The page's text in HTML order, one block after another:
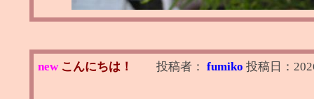
new こんにちは！ 投稿者： fumiko 投稿日：